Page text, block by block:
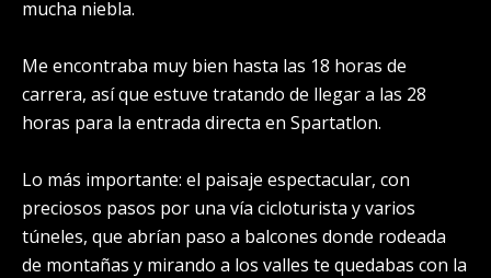
mucha niebla.
Me encontraba muy bien hasta las 18 horas de
carrera, así que estuve tratando de llegar a las 28
horas para la entrada directa en Spartatlon.
Lo más importante: el paisaje espectacular, con
preciosos pasos por una vía cicloturista y varios
túneles, que abrían paso a balcones donde rodeada
de montañas y mirando a los valles te quedabas con la